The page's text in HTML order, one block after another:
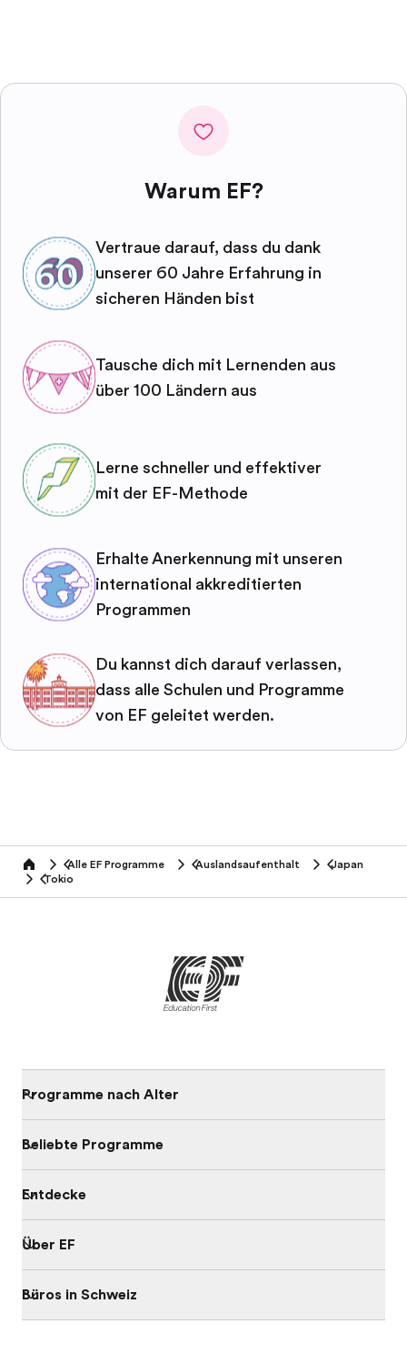
Warum EF?
Vertraue darauf, dass du dank
unserer 60 Jahre Erfahrung in
sicheren Händen bist
Tausche dich mit Lernenden aus
über 100 Ländern aus
Lerne schneller und effektiver
mit der EF-Methode
Erhalte Anerkennung mit unseren
international akkreditierten
Programmen
Du kannst dich darauf verlassen,
dass alle Schulen und Programme
von EF geleitet werden.
home Alle EF Programme Auslandsaufenthalt
Japan
Tokio
Programme nach Alter
Beliebte Programme
Entdecke
Über EF
Büros in Schweiz